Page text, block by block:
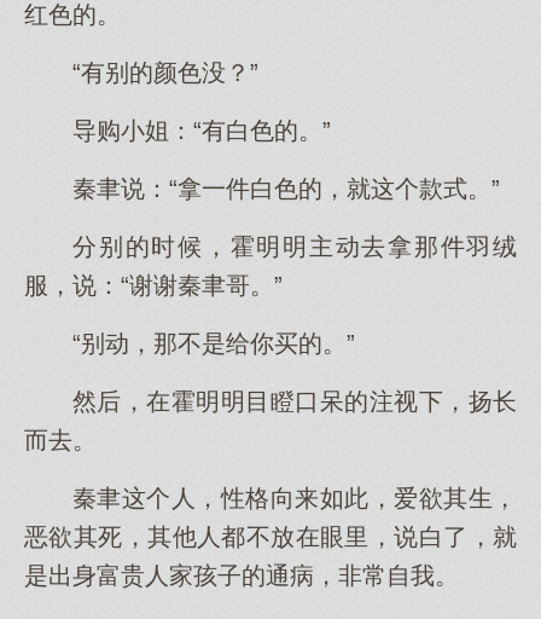
红色的。
“有别的颜色没？”
导购小姐：“有白色的。”
秦聿说：“拿一件白色的，就这个款式。”
分别的时候，霍明明主动去拿那件羽绒
服，说：“谢谢秦聿哥。”
“别动，那不是给你买的。”
然后，在霍明明目瞪口呆的注视下，扬长
而去。
秦聿这个人，性格向来如此，爱欲其生，
恶欲其死，其他人都不放在眼里，说白了，就
是出身富贵人家孩子的通病，非常自我。